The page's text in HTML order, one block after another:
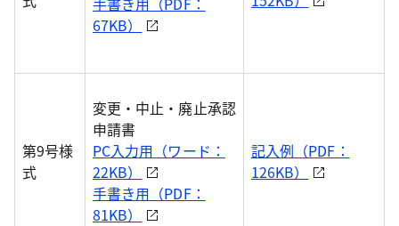
67KB）
第9号様
式
変更・中止・廃止承認
申請書
PC入力用（ワード：
22KB）
手書き用（PDF：
81KB）
記入例（PDF：
126KB）